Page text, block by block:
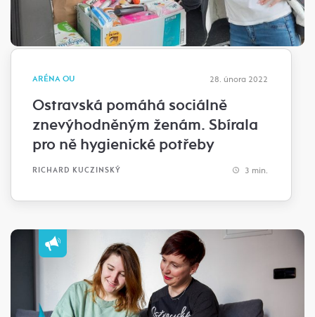
ARÉNA OU 28. února 2022
Ostravská pomáhá sociálně
znevýhodněným ženám. Sbírala
pro ně hygienické potřeby
RICHARD KUCZINSKÝ 3 min.